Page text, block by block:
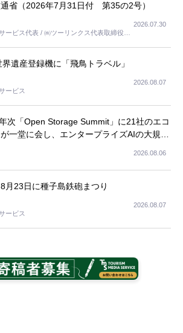
通省（2026年7月31日付 第35の2号）
ービス代表 / ㈱ツーリンクス代表取締役社
2026.07.30
遺産登録機に「飛鳥トラベル」
ービス
2026.08.07
次「Open Storage Summit」に21社のエコ
一堂に会し、エンタープライズAIの大規模
ガイダンスを共有
2026.08.06
23日に種子島鉄砲まつり
ービス
2026.08.07